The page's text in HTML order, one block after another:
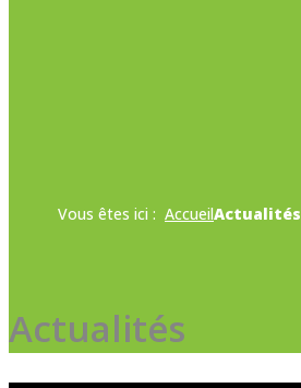
Vous êtes ici : AccueilActualités
Actualités